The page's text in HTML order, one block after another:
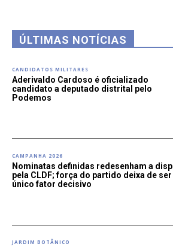
ÚLTIMAS NOTÍCIAS
CANDIDATOS MILITARES
Aderivaldo Cardoso é oficializado
candidato a deputado distrital pelo
Podemos
CAMPANHA 2026
Nominatas definidas redesenham a
pela CLDF; força do partido deixa de ser
único fator decisivo
JARDIM BOTÂNICO